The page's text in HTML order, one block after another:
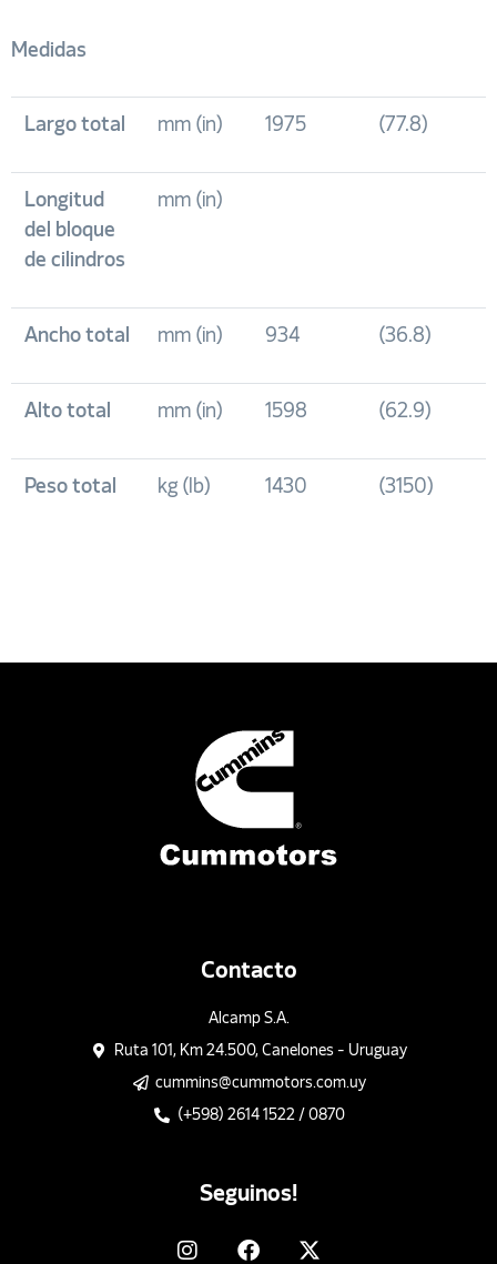
Medidas
Largo total mm (in) 1975 (77.8)
Longitud
del bloque
de cilindros
mm (in)
Ancho total mm (in) 934 (36.8)
Alto total mm (in) 1598 (62.9)
Peso total kg (lb) 1430 (3150)
Contacto
Alcamp S.A.
Ruta 101, Km 24.500, Canelones - Uruguay
cummins@cummotors.com.uy
(+598) 2614 1522 / 0870
Seguinos!